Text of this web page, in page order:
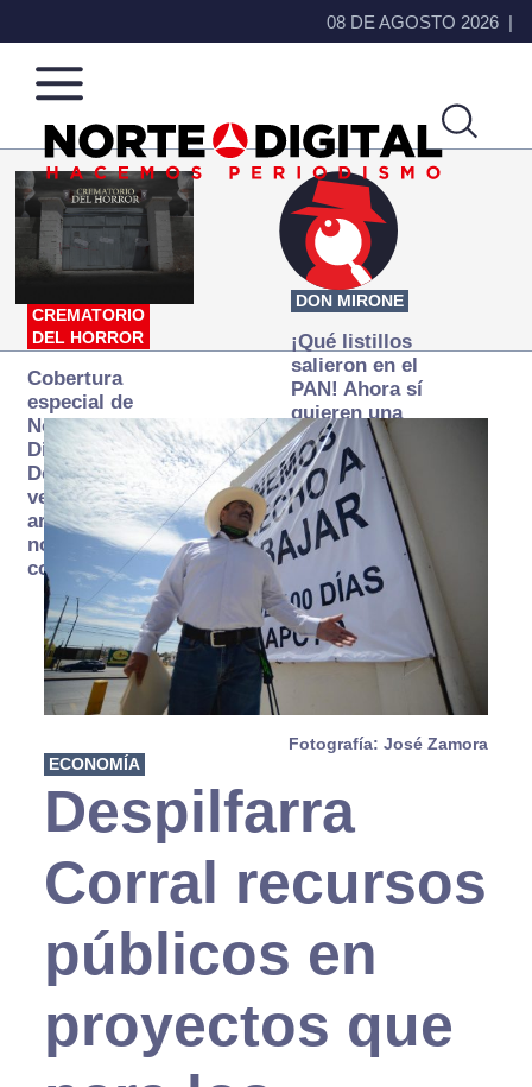
08 DE AGOSTO 2026
Norte
de
Ciudad
Más
que
noticias,
hacemos periodismo
CREMATORIO
DEL HORROR
Cobertura
especial de
Norte
Digital:
Donde la
verdad
arde… pero
no se
consume
DON MIRONE
¡Qué listillos
salieron en el
PAN! Ahora sí
quieren una
Fiscalía
autónoma… y
transexenal
Fotografía: José Zamora
ECONOMÍA
Despilfarra
Corral recursos
públicos en
proyectos que